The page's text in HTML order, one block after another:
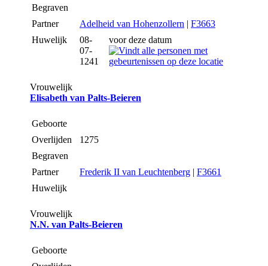
Begraven
Partner
Adelheid van Hohenzollern | F3663
Huwelijk
08-
07-
1241
voor deze datum
Vrouwelijk
Elisabeth van Palts-Beieren
Geboorte
Overlijden
1275
Begraven
Partner
Frederik II van Leuchtenberg | F3661
Huwelijk
Vrouwelijk
N.N. van Palts-Beieren
Geboorte